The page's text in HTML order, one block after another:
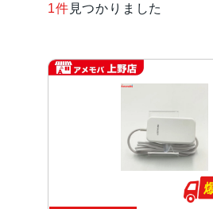
1件 見つかりました